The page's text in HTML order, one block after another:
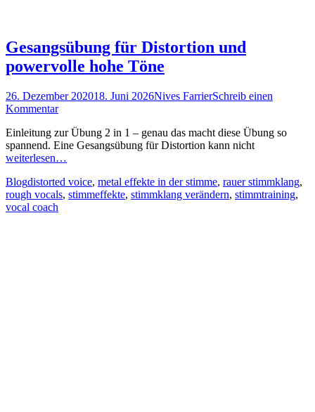
Gesangsübung für Distortion und
powervolle hohe Töne
Posted
on
26. Dezember 202018. Juni 2026Autor
Nives FarrierSchreib einen
Kommentar
Einleitung zur Übung 2 in 1 – genau das macht diese Übung so
spannend. Eine Gesangsübung für Distortion kann nicht
weiterlesen…
Kategorien
BlogSchlagworte
distorted voice, metal effekte in der stimme, rauer stimmklang,
rough vocals, stimmeffekte, stimmklang verändern, stimmtraining,
vocal coach